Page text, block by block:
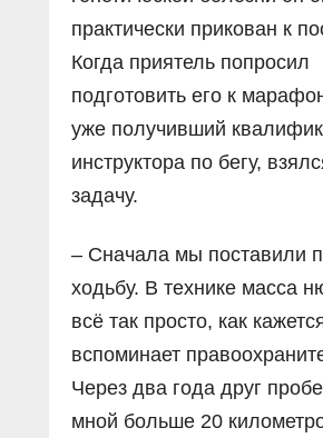
практически прикован к
Когда приятель попросил
подготовить его к
уже получивший
инструктора по бегу,
задачу.
– Сначала мы поставили
ходьбу. В технике масса
всё так просто, как
вспоминает
Через два года друг
мной больше 20